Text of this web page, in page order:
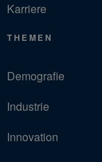
Karriere
THEMEN
Demografie
Industrie
Innovation